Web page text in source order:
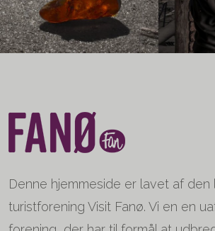
Denne hjemmeside er lavet af den
turistforening Visit Fanø. Vi en en